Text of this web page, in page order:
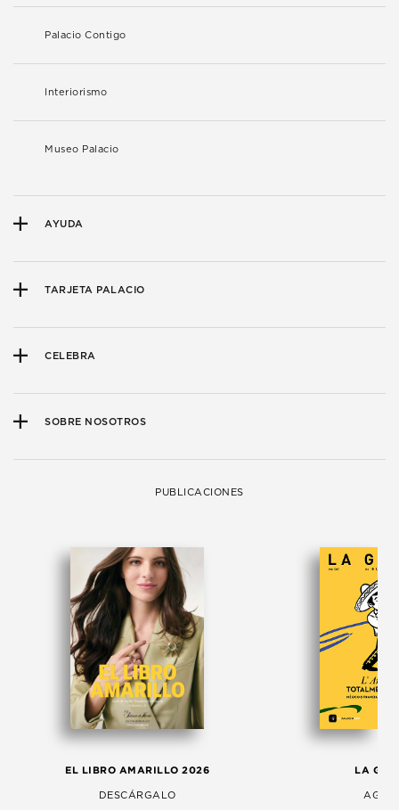
Palacio Contigo
Interiorismo
Museo Palacio
AYUDA
TARJETA PALACIO
CELEBRA
SOBRE NOSOTROS
PUBLICACIONES
EL LIBRO AMARILLO 2026
DESCÁRGALO
LA